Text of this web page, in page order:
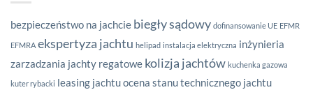
bezpieczeństwo na jachcie biegły sądowy dofinansowanie UE EFMR
EFMRA ekspertyza jachtu helipad instalacja elektryczna inżynieria
zarzadzania jachty regatowe kolizja jachtów kuchenka gazowa
kuter rybacki leasing jachtuocena stanu technicznego jachtu